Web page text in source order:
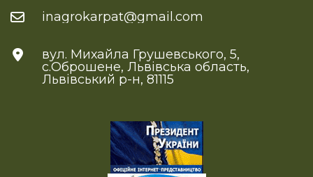
inagrokarpat@gmail.com
вул. Михайла Грушевського, 5,
с.Оброшене, Львівська область,
Львівський р-н, 81115